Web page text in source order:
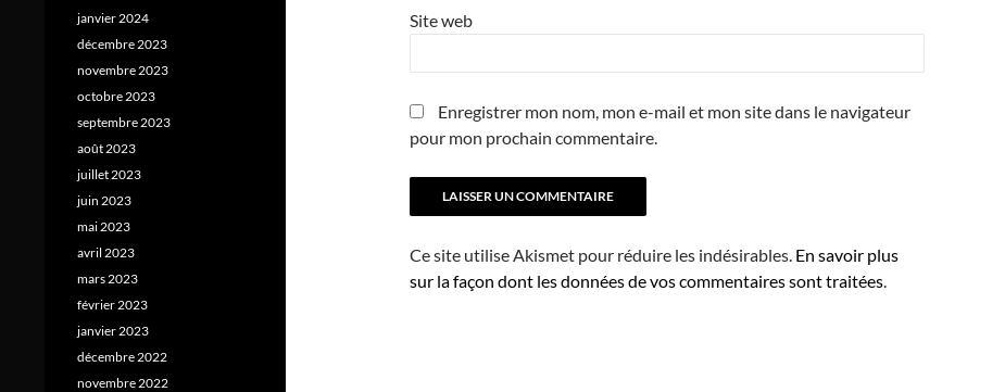
Site web
Enregistrer mon nom, mon e-mail et mon site dans le navigateur
pour mon prochain commentaire.
Ce site utilise Akismet pour réduire les indésirables. En savoir plus
sur la façon dont les données de vos commentaires sont traitées
janvier 2024
décembre 2023
novembre 2023
octobre 2023
septembre 2023
août 2023
juillet 2023
juin 2023
mai 2023
avril 2023
mars 2023
février 2023
janvier 2023
décembre 2022
novembre 2022